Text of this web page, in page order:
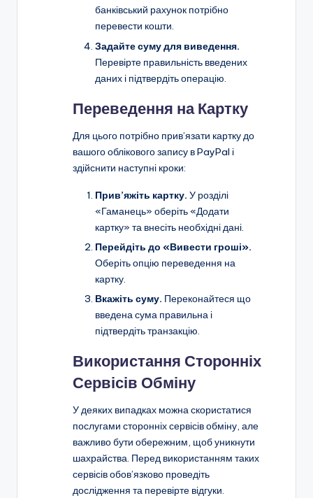
банківський рахунок потрібно
перевести кошти.
Задайте суму для виведення.
Перевірте правильність введених
даних і підтвердіть операцію.
Переведення на Картку
Для цього потрібно прив’язати картку до
вашого облікового запису в PayPal і
здійснити наступні кроки:
Прив’яжіть картку. У розділі
«Гаманець» оберіть «Додати
картку» та внесіть необхідні дані.
Перейдіть до «Вивести гроші».
Оберіть опцію переведення на
картку.
Вкажіть суму. Переконайтеся що
введена сума правильна і
підтвердіть транзакцію.
Використання Сторонніх
Сервісів Обміну
У деяких випадках можна скористатися
послугами сторонніх сервісів обміну, але
важливо бути обережним, щоб уникнути
шахрайства. Перед використанням таких
сервісів обов’язково проведіть
дослідження та перевірте відгуки.